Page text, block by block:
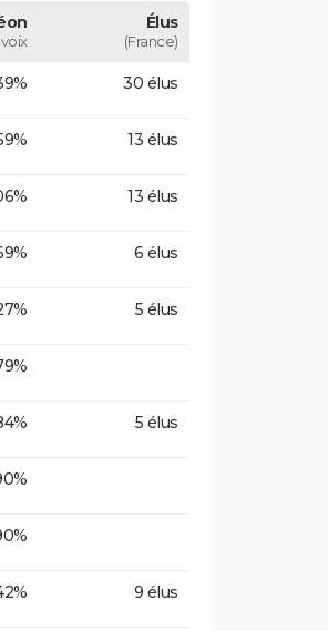
Élus
(France)
30 élus
13 élus
13 élus
6 élus
5 élus
5 élus
9 élus